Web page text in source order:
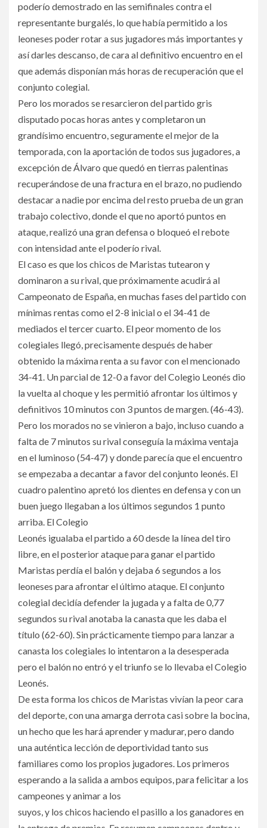
poderío demostrado en las semifinales contra el
representante burgalés, lo que había permitido a los
leoneses poder rotar a sus jugadores más importantes y
así darles descanso, de cara al definitivo encuentro en el
que además disponían más horas de recuperación que el
conjunto colegial.
Pero los morados se resarcieron del partido gris
disputado pocas horas antes y completaron un
grandísimo encuentro, seguramente el mejor de la
temporada, con la aportación de todos sus jugadores, a
excepción de Álvaro que quedó en tierras palentinas
recuperándose de una fractura en el brazo, no pudiendo
destacar a nadie por encima del resto prueba de un gran
trabajo colectivo, donde el que no aportó puntos en
ataque, realizó una gran defensa o bloqueó el rebote
con intensidad ante el poderío rival.
El caso es que los chicos de Maristas tutearon y
dominaron a su rival, que próximamente acudirá al
Campeonato de España, en muchas fases del partido con
mínimas rentas como el 2-8 inicial o el 34-41 de
mediados el tercer cuarto. El peor momento de los
colegiales llegó, precisamente después de haber
obtenido la máxima renta a su favor con el mencionado
34-41. Un parcial de 12-0 a favor del Colegio Leonés dio
la vuelta al choque y les permitió afrontar los últimos y
definitivos 10 minutos con 3 puntos de margen. (46-43).
Pero los morados no se vinieron a bajo, incluso cuando a
falta de 7 minutos su rival conseguía la máxima ventaja
en el luminoso (54-47) y donde parecía que el encuentro
se empezaba a decantar a favor del conjunto leonés. El
cuadro palentino apretó los dientes en defensa y con un
buen juego llegaban a los últimos segundos 1 punto
arriba. El Colegio
Leonés igualaba el partido a 60 desde la línea del tiro
libre, en el posterior ataque para ganar el partido
Maristas perdía el balón y dejaba 6 segundos a los
leoneses para afrontar el último ataque. El conjunto
colegial decidía defender la jugada y a falta de 0,77
segundos su rival anotaba la canasta que les daba el
título (62-60). Sin prácticamente tiempo para lanzar a
canasta los colegiales lo intentaron a la desesperada
pero el balón no entró y el triunfo se lo llevaba el Colegio
Leonés.
De esta forma los chicos de Maristas vivían la peor cara
del deporte, con una amarga derrota casi sobre la bocina,
un hecho que les hará aprender y madurar, pero dando
una auténtica lección de deportividad tanto sus
familiares como los propios jugadores. Los primeros
esperando a la salida a ambos equipos, para felicitar a los
campeones y animar a los
suyos, y los chicos haciendo el pasillo a los ganadores en